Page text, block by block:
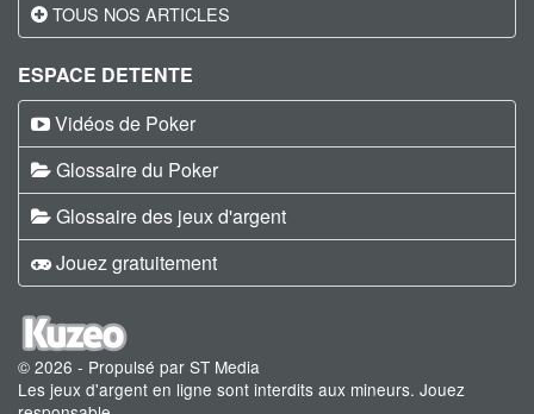
TOUS NOS ARTICLES
ESPACE DETENTE
Vidéos de Poker
Glossaire du Poker
Glossaire des jeux d'argent
Jouez gratuitement
© 2026 - Propulsé par ST Media
Les jeux d'argent en ligne sont interdits aux mineurs. Jouez